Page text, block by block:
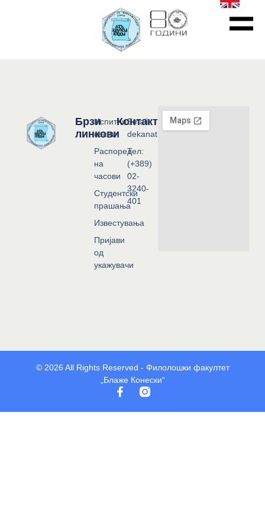
Брзи
линкови
Испитни
сесии
Распоред
на
часови
Студентски
прашања
Известувања
Пријави
од
укажувачи
Контакт
Email:
dekanat@flf.ukim.edu.mk
Тел:
(+389)
02-
3240-
401
© 2026 All Rights Reserved - Филолошки факултет
„Блаже Конески“